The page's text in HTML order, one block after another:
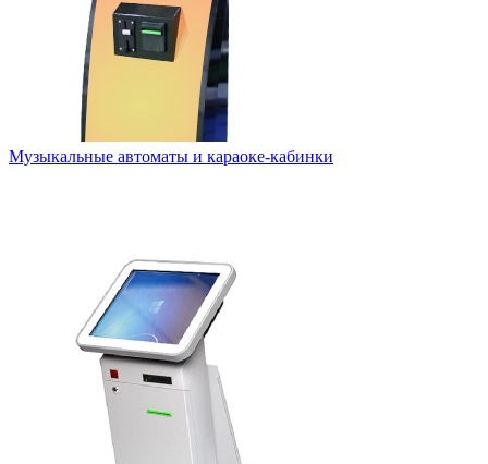
Музыкальные автоматы и караоке-кабинки